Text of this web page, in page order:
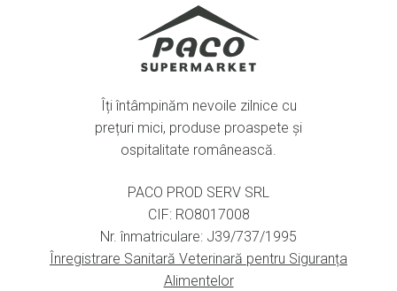
Îți întâmpinăm nevoile zilnice cu
prețuri mici, produse proaspete și
ospitalitate românească.
PACO PROD SERV SRL
CIF: RO8017008
Nr. înmatriculare: J39/737/1995
Înregistrare Sanitară Veterinară pentru Siguranța
Alimentelor